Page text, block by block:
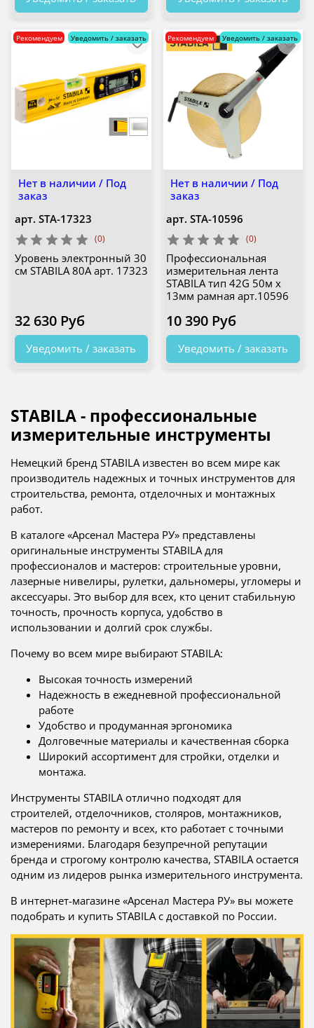
Нет в наличии / Под
заказ
Рекомендуем Уведомить / заказать
арт. STA-17323
(0)
Уровень электронный 30
см STABILA 80A арт. 17323
32 630 Руб
Уведомить / заказать
Нет в наличии / Под
заказ
Рекомендуем Уведомить / заказать
арт. STA-10596
(0)
Профессиональная
измерительная лента
STABILA тип 42G 50м х
13мм рамная арт.10596
10 390 Руб
Уведомить / заказать
STABILA - профессиональные
измерительные инструменты
Немецкий бренд STABILA известен во всем мире как
производитель надежных и точных инструментов для
строительства, ремонта, отделочных и монтажных
работ.
В каталоге «Арсенал Мастера РУ» представлены
оригинальные инструменты STABILA для
профессионалов и мастеров: строительные уровни,
лазерные нивелиры, рулетки, дальномеры, угломеры и
аксессуары. Это выбор для всех, кто ценит стабильную
точность, прочность корпуса, удобство в
использовании и долгий срок службы.
Почему во всем мире выбирают STABILA:
Высокая точность измерений
Надежность в ежедневной профессиональной
работе
Удобство и продуманная эргономика
Долговечные материалы и качественная сборка
Широкий ассортимент для стройки, отделки и
монтажа.
Инструменты STABILA отлично подходят для
строителей, отделочников, столяров, монтажников,
мастеров по ремонту и всех, кто работает с точными
измерениями. Благодаря безупречной репутации
бренда и строгому контролю качества, STABILA остается
одним из лидеров рынка измерительного инструмента.
В интернет-магазине «Арсенал Мастера РУ» вы можете
подобрать и купить STABILA с доставкой по России.